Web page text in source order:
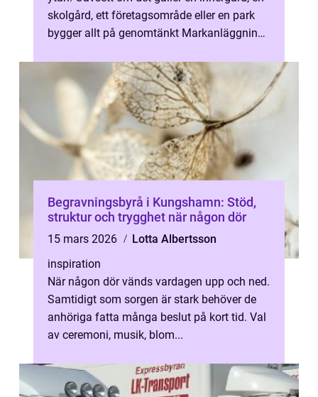
skolgård, ett företagsområde eller en park
bygger allt på genomtänkt Markanläggning.
Begravningsbyrå i Kungshamn: Stöd,
struktur och trygghet när någon dör
15 mars 2026
Lotta Albertsson
inspiration
När någon dör vänds vardagen upp och ned.
Samtidigt som sorgen är stark behöver de
anhöriga fatta många beslut på kort tid. Val
av ceremoni, musik, blom...